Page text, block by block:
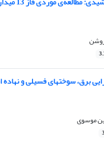
برق، سوختهای فسیلی و
موسوی